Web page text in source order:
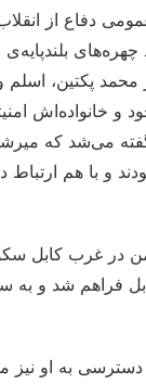
دفاع از
پکتین، اسلم
و خانواده‌اش
می‌شد که
و با هم ارتباط
در غرب کابل
فراهم شد و
به او نیز